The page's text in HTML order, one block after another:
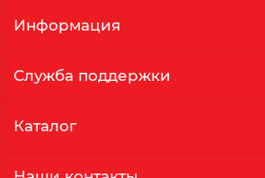
Информация
Служба поддержки
Каталог